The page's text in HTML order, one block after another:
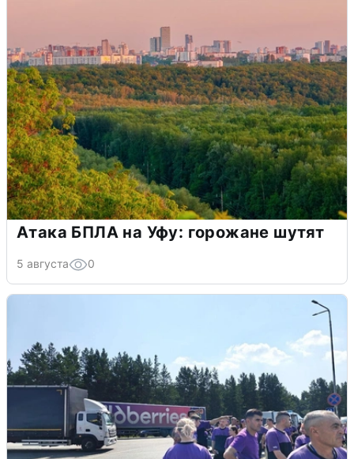
Атака БПЛА на Уфу: горожане шутят
5 августа 0